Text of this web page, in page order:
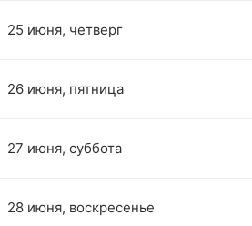
25 июня, четверг
26 июня, пятница
27 июня, суббота
28 июня, воскресенье